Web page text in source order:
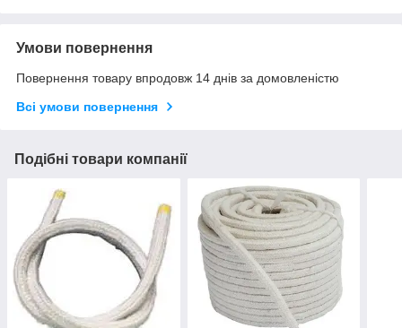
Умови повернення
Повернення товару впродовж 14 днів за домовленістю
Всі умови повернення
Подібні товари компанії